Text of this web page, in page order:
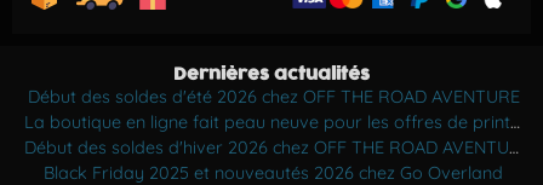
Dernières actualités
Début des soldes d'été 2026 chez OFF THE ROAD AVENTURE
La boutique en ligne fait peau neuve pour les offres de printemps !
Début des soldes d'hiver 2026 chez OFF THE ROAD AVENTURE
Black Friday 2025 et nouveautés 2026 chez Go Overland